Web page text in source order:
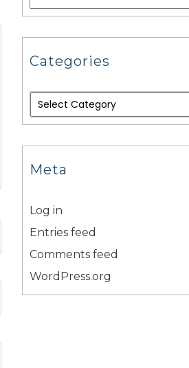
Categories
Meta
Log in
Entries feed
Comments feed
WordPress.org